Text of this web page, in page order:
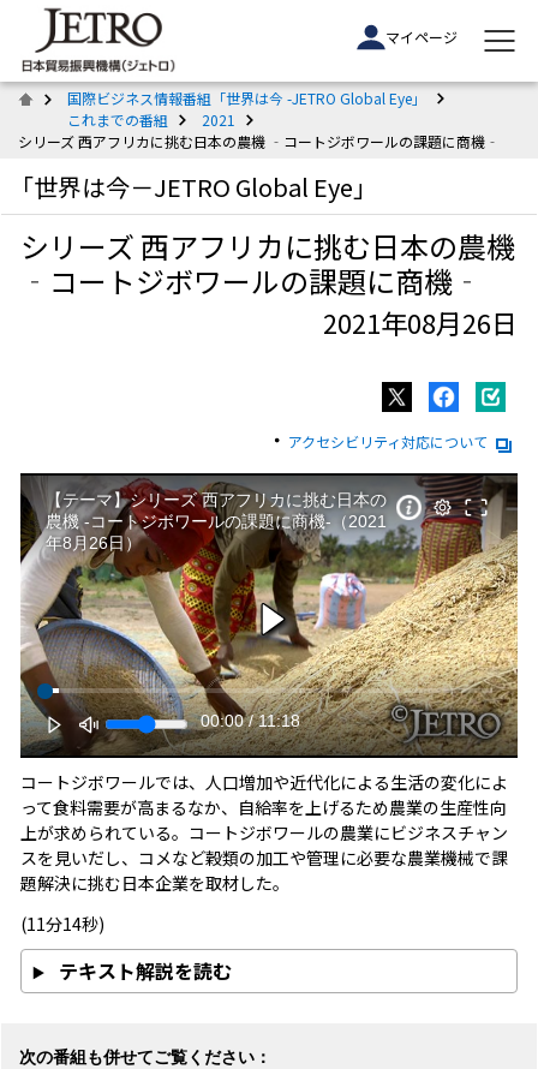
マイページ
国際ビジネス情報番組「世界は今 -JETRO Global Eye」
これまでの番組
2021
シリーズ 西アフリカに挑む日本の農機 ‐コートジボワールの課題に商機‐
「世界は今－JETRO Global Eye」
シリーズ 西アフリカに挑む日本の農機
‐コートジボワールの課題に商機‐
2021年08月26日
アクセシビリティ対応について
【テーマ】シリーズ 西アフリカに挑む日本の
農機 ‐コートジボワールの課題に商機‐（2021
年8月26日）
00:00 / 11:18
コートジボワールでは、人口増加や近代化による生活の変化によ
って食料需要が高まるなか、自給率を上げるため農業の生産性向
上が求められている。コートジボワールの農業にビジネスチャン
スを見いだし、コメなど穀類の加工や管理に必要な農業機械で課
題解決に挑む日本企業を取材した。
(11分14秒)
テキスト解説を読む
次の番組も併せてご覧ください：